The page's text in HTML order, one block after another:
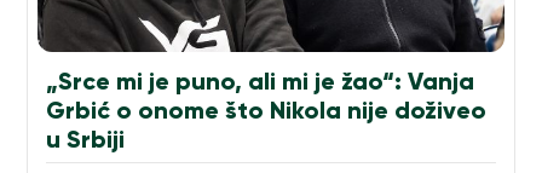
„Srce mi je puno, ali mi je žao“: Vanja
Grbić o onome što Nikola nije doživeo
u Srbiji